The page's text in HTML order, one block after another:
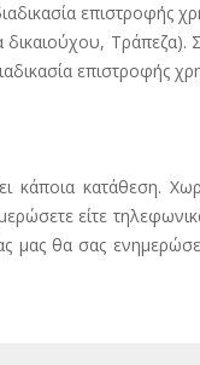
επιστροφής
επιστροφής
κατάθεση.
είτε
μας θα σας